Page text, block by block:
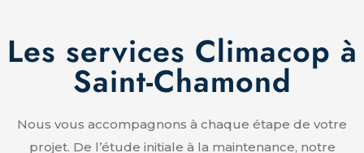
Les services Climacop à
Saint-Chamond
Nous vous accompagnons à chaque étape de votre
projet. De l’étude initiale à la maintenance, notre